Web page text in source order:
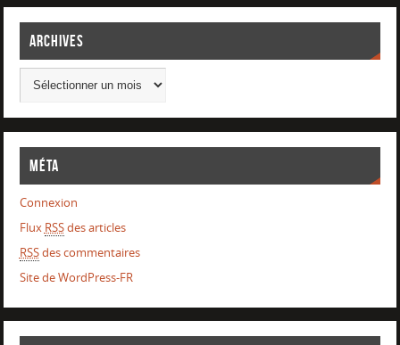
Archives
Méta
Connexion
Flux RSSdes articles
RSSdes commentaires
Site de WordPress-FR